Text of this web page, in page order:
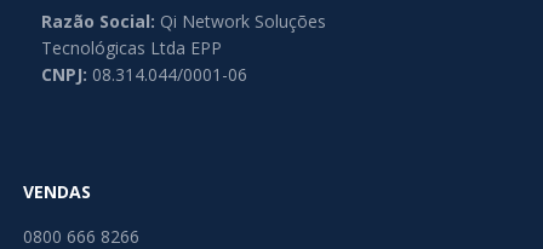
Razão Social: Qi Network Soluções
Tecnológicas Ltda EPP
CNPJ: 08.314.044/0001-06
VENDAS
0800 666 8266